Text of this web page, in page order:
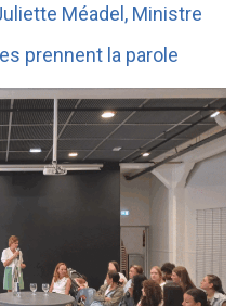
Méadel, Ministre
prennent la parole